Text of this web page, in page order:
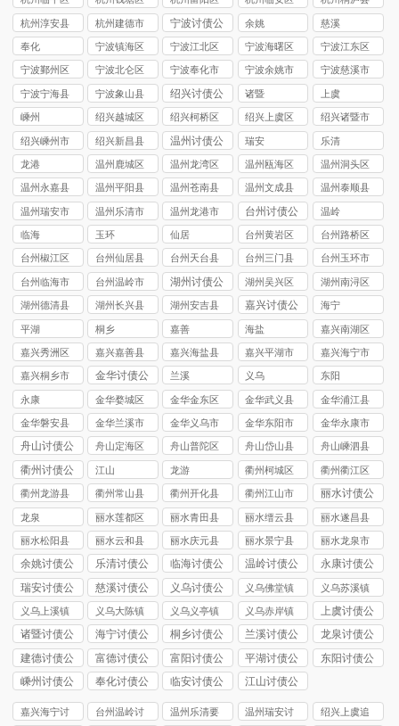
讨债公司
讨债公司
讨债公司
讨债公司
讨债公司
杭州淳安县
讨债公司
杭州建德市
讨债公司
宁波讨债公
司
余姚 慈溪
奉化
宁波镇海区
讨债公司
宁波江北区
讨债公司
宁波海曙区
讨债公司
宁波江东区
讨债公司
宁波鄞州区
讨债公司
宁波北仑区
讨债公司
宁波奉化市
讨债公司
宁波余姚市
讨债公司
宁波慈溪市
讨债公司
宁波宁海县
讨债公司
宁波象山县
讨债公司
绍兴讨债公
司
诸暨 上虞
嵊州
绍兴越城区
讨债公司
绍兴柯桥区
讨债公司
绍兴上虞区
讨债公司
绍兴诸暨市
讨债公司
绍兴嵊州市
讨债公司
绍兴新昌县
讨债公司
温州讨债公
司
瑞安 乐清
龙港
温州鹿城区
讨债公司
温州龙湾区
讨债公司
温州瓯海区
讨债公司
温州洞头区
讨债公司
温州永嘉县
讨债公司
温州平阳县
讨债公司
温州苍南县
讨债公司
温州文成县
讨债公司
温州泰顺县
讨债公司
温州瑞安市
讨债公司
温州乐清市
讨债公司
温州龙港市
讨债公司
台州讨债公
司
温岭
临海 玉环 仙居
台州黄岩区
讨债公司
台州路桥区
讨债公司
台州椒江区
讨债公司
台州仙居县
讨债公司
台州天台县
讨债公司
台州三门县
讨债公司
台州玉环市
讨债公司
台州临海市
讨债公司
台州温岭市
讨债公司
湖州讨债公
司
湖州吴兴区
讨债公司
湖州南浔区
讨债公司
湖州德清县
讨债公司
湖州长兴县
讨债公司
湖州安吉县
讨债公司
嘉兴讨债公
司
海宁
平湖 桐乡 嘉善 海盐
嘉兴南湖区
讨债公司
嘉兴秀洲区
讨债公司
嘉兴嘉善县
讨债公司
嘉兴海盐县
讨债公司
嘉兴平湖市
讨债公司
嘉兴海宁市
讨债公司
嘉兴桐乡市
讨债公司
金华讨债公
司
兰溪 义乌 东阳
永康
金华婺城区
讨债公司
金华金东区
讨债公司
金华武义县
讨债公司
金华浦江县
讨债公司
金华磐安县
讨债公司
金华兰溪市
讨债公司
金华义乌市
讨债公司
金华东阳市
讨债公司
金华永康市
讨债公司
舟山讨债公
司
舟山定海区
讨债公司
舟山普陀区
讨债公司
舟山岱山县
讨债公司
舟山嵊泗县
讨债公司
衢州讨债公
司
江山 龙游
衢州柯城区
讨债公司
衢州衢江区
讨债公司
衢州龙游县
讨债公司
衢州常山县
讨债公司
衢州开化县
讨债公司
衢州江山市
讨债公司
丽水讨债公
司
龙泉
丽水莲都区
讨债公司
丽水青田县
讨债公司
丽水缙云县
讨债公司
丽水遂昌县
讨债公司
丽水松阳县
讨债公司
丽水云和县
讨债公司
丽水庆元县
讨债公司
丽水景宁县
讨债公司
丽水龙泉市
讨债公司
余姚讨债公
司
乐清讨债公
司
临海讨债公
司
温岭讨债公
司
永康讨债公
司
瑞安讨债公
司
慈溪讨债公
司
义乌讨债公
司
义乌佛堂镇
讨债公司
义乌苏溪镇
讨债公司
义乌上溪镇
讨债公司
义乌大陈镇
讨债公司
义乌义亭镇
讨债公司
义乌赤岸镇
讨债公司
上虞讨债公
司
诸暨讨债公
司
海宁讨债公
司
桐乡讨债公
司
兰溪讨债公
司
龙泉讨债公
司
建德讨债公
司
富德讨债公
司
富阳讨债公
司
平湖讨债公
司
东阳讨债公
嵊州讨债公
司
奉化讨债公
司
临安讨债公
司
江山讨债公
司
嘉兴海宁讨
台州温岭讨
温州乐清要
温州瑞安讨
绍兴上虞追